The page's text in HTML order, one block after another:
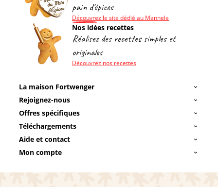
pain d'épices
Découvrez le site dédié au Mannele
Nos idées recettes
Réalisez des recettes simples et
originales
Découvrez nos recettes
La maison Fortwenger
Rejoignez-nous
Offres spécifiques
Téléchargements
Aide et contact
Mon compte